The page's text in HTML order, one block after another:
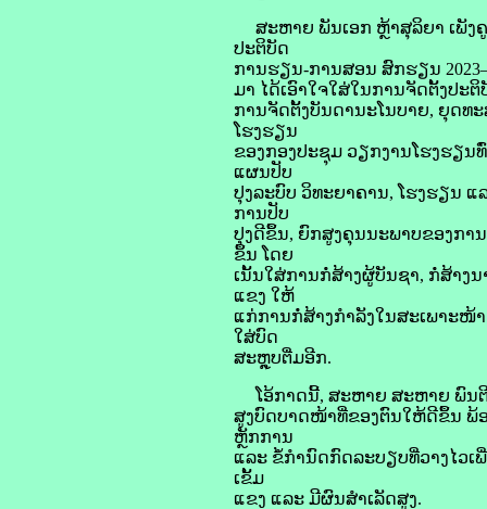
ສະຫາຍ ພັນເອກ ຫຼ້າສຸລິຍາ ເພັງ
ປະຕິບັດ
ການຮຽນ-ການສອນ ສົກຮຽນ
ມາ ໄດ້ເອົາໃຈໃສ່ໃນການຈັດຕັ້ງປະ
ການຈັດຕັ້ງບັນດານະໂນບາຍ, ຍຸດ
ໂຮງຮຽນ
ຂອງກອງປະຊຸມ ວຽກງານໂຮງຮຽ
ແຜນປັບ
ປຸງລະບົບ ວິທະຍາຄານ, ໂຮງຮຽນ
ການປັບ
ປຸງດີຂຶ້ນ, ຍົກສູງຄຸນນະພາບຂອງກາ
ຂຶ້ນ ໂດຍ
ເນັ້ນໃສ່ການກໍ່ສ້າງຜູ້ບັນຊາ, ກໍ່ສ້າງ
ແຂງ ໃຫ້
ແກ່ການກໍ່ສ້າງກໍາລັງໃນສະເພາະ
ໃສ່ບົດ
ສະຫຼຸບຕື່ມອີກ.
ໂອ້ກາດນີ້, ສະຫາຍ ສະຫາຍ ພົນ
ສູງບົດບາດໜ້າທີ່ຂອງຕົນໃຫ້ດີຂຶ້ນ ພ້
ຫຼັກການ
ແລະ ຂໍ້ກໍານົດກົດລະບຽບທີ່ວາງໄວ
ເຂັ້ມ
ແຂງ ແລະ ມີຜົນສໍາເລັດສູງ.